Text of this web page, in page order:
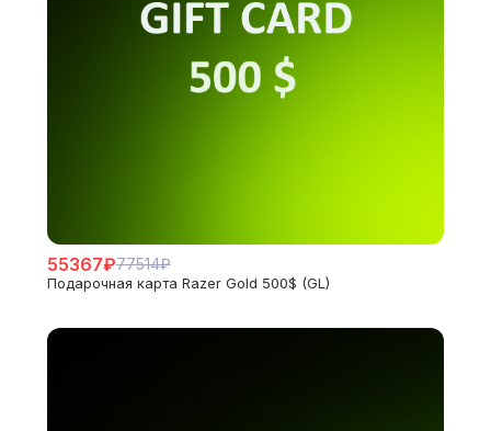
55367₽77514₽
Подарочная карта Razer Gold 500$ (GL)